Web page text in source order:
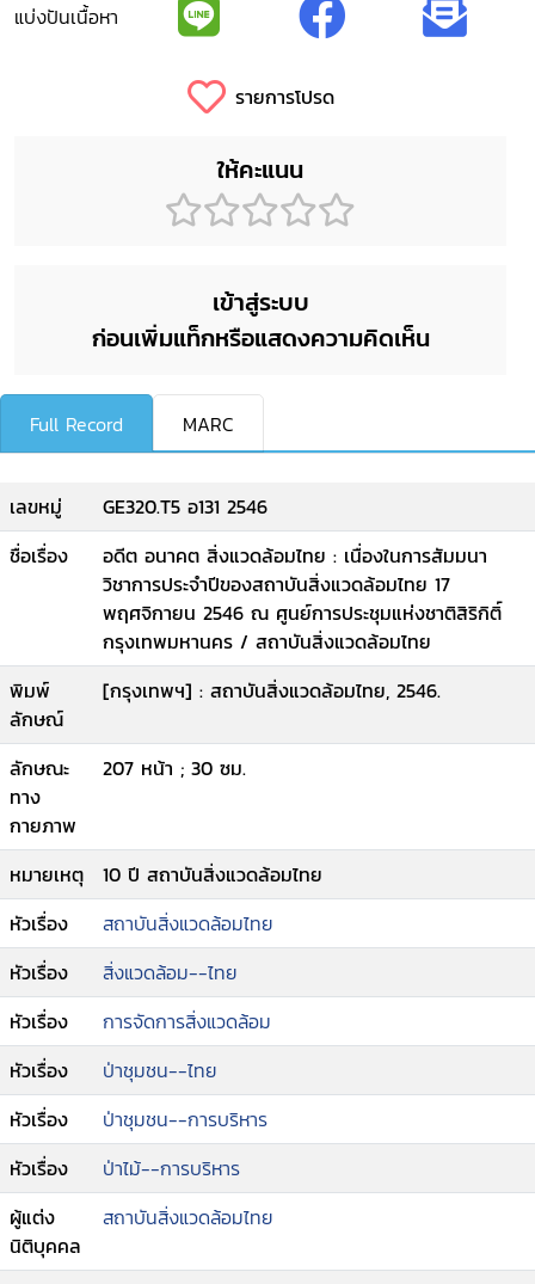
แบ่งปันเนื้อหา
รายการโปรด
ให้คะแนน
เข้าสู่ระบบ
ก่อนเพิ่มแท็กหรือแสดงความคิดเห็น
Full Record MARC
เลขหมู่
GE320.T5 อ131 2546
ชื่อเรื่อง
อดีต อนาคต สิ่งแวดล้อมไทย : เนื่องในการสัมมนา
วิชาการประจำปีของสถาบันสิ่งแวดล้อมไทย 17
พฤศจิกายน 2546 ณ ศูนย์การประชุมแห่งชาติสิริกิติ์
กรุงเทพมหานคร / สถาบันสิ่งแวดล้อมไทย
พิมพ์
ลักษณ์
[กรุงเทพฯ] : สถาบันสิ่งแวดล้อมไทย, 2546.
ลักษณะ
ทาง
กายภาพ
207 หน้า ; 30 ซม.
หมายเหตุ
10 ปี สถาบันสิ่งแวดล้อมไทย
หัวเรื่อง
สถาบันสิ่งแวดล้อมไทย
หัวเรื่อง
สิ่งแวดล้อม--ไทย
หัวเรื่อง
การจัดการสิ่งแวดล้อม
หัวเรื่อง
ป่าชุมชน--ไทย
หัวเรื่อง
ป่าชุมชน--การบริหาร
หัวเรื่อง
ป่าไม้--การบริหาร
ผู้แต่ง
นิติบุคคล
สถาบันสิ่งแวดล้อมไทย